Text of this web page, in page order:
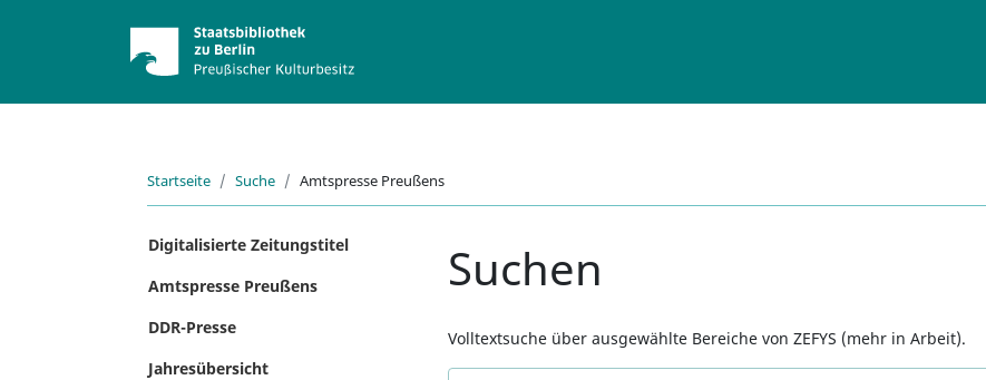
Startseite Suche Amtspresse Preußens
Digitalisierte Zeitungstitel
Amtspresse Preußens
DDR-Presse
Jahresübersicht
Suchen
Volltextsuche über ausgewählte Bereiche von ZEFYS (mehr in Arbeit).